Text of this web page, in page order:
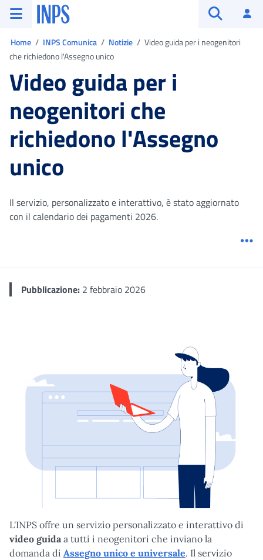
Vai al menu principale
Vai al contenuto principale
Vai al pie' di pagina
INPS ()
Home INPS Comunica Notizie
Video guida per i neogenitori
che richiedono l'Assegno unico
Video guida per i
neogenitori che
richiedono l'Assegno
unico
Il servizio, personalizzato e interattivo, è stato aggiornato
con il calendario dei pagamenti 2026.
Pubblicazione: 2 febbraio 2026
L'INPS offre un servizio personalizzato e interattivo di
video guida a tutti i neogenitori che inviano la
domanda di Assegno unico e universale. Il servizio